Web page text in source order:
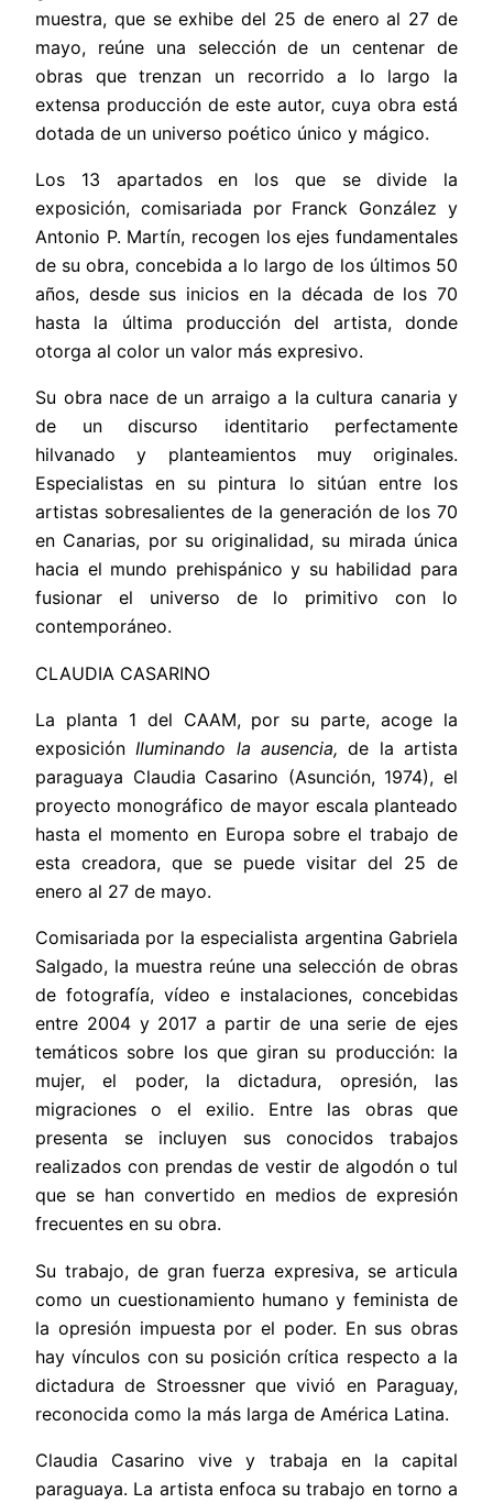
muestra, que se exhibe del 25 de enero al 27 de
mayo, reúne una selecciónde un centenar de
obras que trenzan un recorrido a lo largo la
extensa producción de este autor, cuya obra está
dotada de un universo poético único y mágico.
Los 13 apartados en los que se divide la
exposición, comisariada por Franck González y
Antonio P. Martín, recogen los ejes fundamentales
de su obra, concebida a lo largo de los últimos 50
años, desde sus inicios en la década de los 70
hasta la última producción del artista, donde
otorga al color un valor más expresivo.
Su obra nace de un arraigo a la cultura canaria y
de un discurso identitario perfectamente
hilvanado y planteamientos muy originales.
Especialistas en su pintura lo sitúan entre los
artistas sobresalientes de la generación de los 70
en Canarias, por su originalidad, su mirada única
hacia el mundo prehispánico y su habilidad para
fusionar el universo de lo primitivo con lo
contemporáneo.
CLAUDIA CASARINO
La planta 1 del CAAM, por su parte, acoge la
exposición Iluminando la ausencia, de la artista
paraguaya Claudia Casarino (Asunción, 1974), el
proyecto monográfico de mayor escala planteado
hasta el momento en Europa sobre el trabajo de
esta creadora, que se puede visitar del 25 de
enero al 27 de mayo.
Comisariada por la especialista argentina Gabriela
Salgado, la muestra reúne una selección de obras
de fotografía, vídeo e instalaciones, concebidas
entre 2004 y 2017 a partir de una serie de ejes
temáticos sobre los que giran su producción: la
mujer, el poder, la dictadura, opresión, las
migraciones o el exilio. Entre las obras que
presenta se incluyen sus conocidos trabajos
realizados con prendas de vestir de algodón o tul
que se han convertido en medios de expresión
frecuentes en su obra.
Su trabajo, degran fuerza expresiva, se articula
como un cuestionamiento humano y feminista de
la opresión impuesta por el poder. En sus obras
hay vínculos con su posición crítica respecto a la
dictadura de Stroessner que vivió en Paraguay,
reconocida como la más larga de América Latina.
Claudia Casarino vive y trabaja en la capital
paraguaya. La artista enfoca su trabajo en torno a